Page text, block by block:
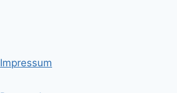
Impressum